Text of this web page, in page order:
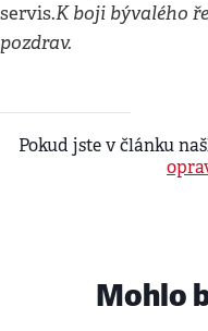
servis.K boji bývalého
pozdrav.
Pokud jste v článku
Mohlo